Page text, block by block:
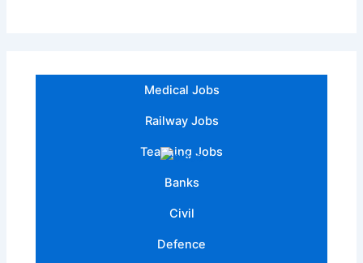
Medical Jobs
Railway Jobs
Teaching Jobs
Banks
Civil
Defence